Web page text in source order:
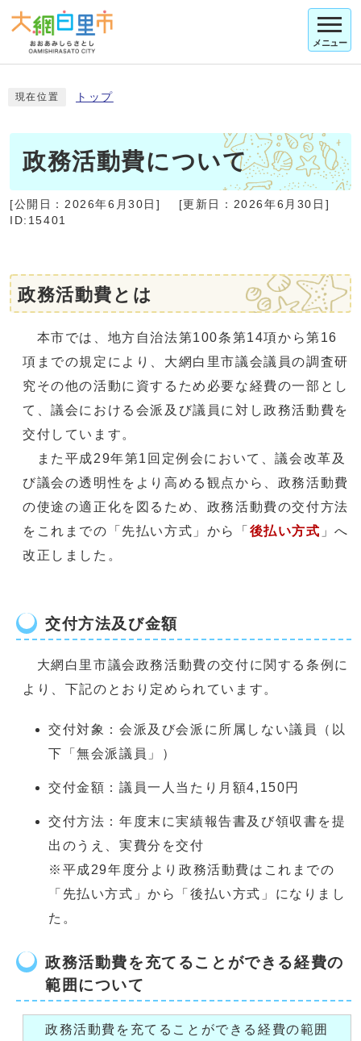
メニュー
現在位置 トップ
政務活動費について
[公開日： 2026年6月30日 ] [更新日： 2026年6月30日 ]
ID:15401
政務活動費とは
本市では、地方自治法第100条第14項から第16
項までの規定により、大網白里市議会議員の調査研
究その他の活動に資するため必要な経費の一部とし
て、議会における会派及び議員に対し政務活動費を
交付しています。
また平成29年第1回定例会において、議会改革及
び議会の透明性をより高める観点から、政務活動費
の使途の適正化を図るため、政務活動費の交付方法
をこれまでの「先払い方式」から「 後払い方式 」へ
改正しました。
交付方法及び金額
大網白里市議会政務活動費の交付に関する条例に
より、下記のとおり定められています。
交付対象：会派及び会派に所属しない議員（以
下「無会派議員」）
交付金額：議員一人当たり月額4,150円
交付方法：年度末に実績報告書及び領収書を提
出のうえ、実費分を交付
※平成29年度分より政務活動費はこれまでの
「先払い方式」から「後払い方式」になりまし
た。
政務活動費を充てることができる経費の
範囲について
政務活動費を充てることができる経費の範囲